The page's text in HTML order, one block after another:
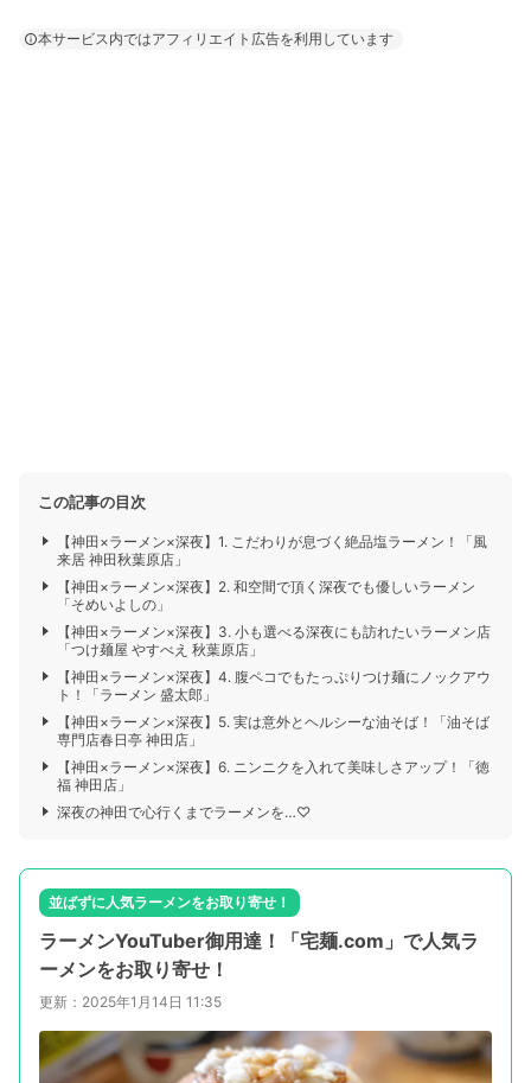
本サービス内ではアフィリエイト広告を利用しています
この記事の目次
【神田×ラーメン×深夜】1. こだわりが息づく絶品塩ラーメン！「風
来居 神田秋葉原店」
【神田×ラーメン×深夜】2. 和空間で頂く深夜でも優しいラーメン
「そめいよしの」
【神田×ラーメン×深夜】3. 小も選べる深夜にも訪れたいラーメン店
「つけ麺屋 やすべえ 秋葉原店」
【神田×ラーメン×深夜】4. 腹ペコでもたっぷりつけ麺にノックアウ
ト！「ラーメン 盛太郎」
【神田×ラーメン×深夜】5. 実は意外とヘルシーな油そば！「油そば
専門店春日亭 神田店」
【神田×ラーメン×深夜】6. ニンニクを入れて美味しさアップ！「徳
福 神田店」
深夜の神田で心行くまでラーメンを…♡
並ばずに人気ラーメンをお取り寄せ！
ラーメンYouTuber御用達！「宅麺.com」で人気ラ
ーメンをお取り寄せ！
更新：2025年1月14日 11:35